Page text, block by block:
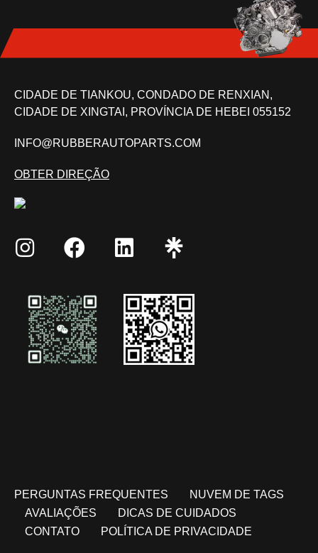
CIDADE DE TIANKOU, CONDADO DE RENXIAN,
CIDADE DE XINGTAI, PROVÍNCIA DE HEBEI 055152
INFO@RUBBERAUTOPARTS.COM
OBTER DIREÇÃO
PERGUNTAS FREQUENTES
NUVEM DE TAGS
AVALIAÇÕES
DICAS DE CUIDADOS
CONTATO
POLÍTICA DE PRIVACIDADE